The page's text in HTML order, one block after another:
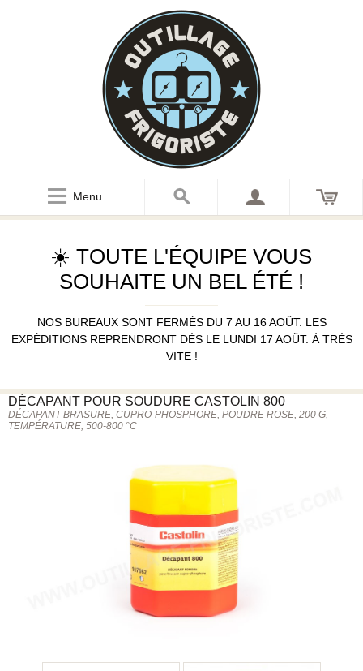
Menu
☀️ TOUTE L'ÉQUIPE VOUS
SOUHAITE UN BEL ÉTÉ !
NOS BUREAUX SONT FERMÉS DU 7 AU 16 AOÛT. LES
EXPÉDITIONS REPRENDRONT DÈS LE LUNDI 17 AOÛT. À TRÈS
VITE !
DÉCAPANT POUR SOUDURE CASTOLIN 800
DÉCAPANT BRASURE, CUPRO-PHOSPHORE, POUDRE ROSE, 200 G,
TEMPÉRATURE, 500-800 °C